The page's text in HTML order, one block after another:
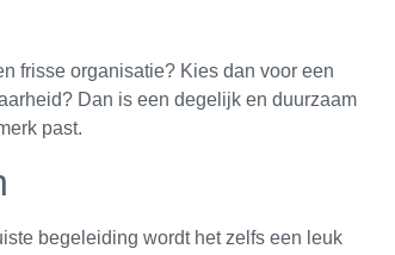
frisse organisatie? Kies dan voor een
Dan is een degelijk en duurzaam
past.
begeleiding wordt het zelfs een leuk